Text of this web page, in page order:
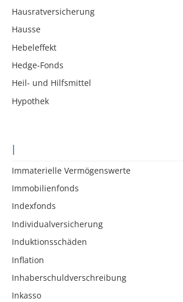
Hausratversicherung
Hausse
Hebeleffekt
Hedge-Fonds
Heil- und Hilfsmittel
Hypothek
I
Immaterielle Vermögenswerte
Immobilienfonds
Indexfonds
Individualversicherung
Induktionsschäden
Inflation
Inhaberschuldverschreibung
Inkasso